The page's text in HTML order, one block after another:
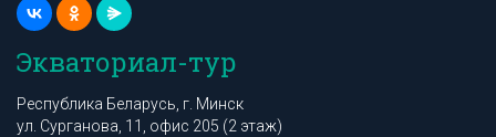
Экваториал-тур
Республика Беларусь, г. Минск
ул. Сурганова, 11, офис 205 (2 этаж)